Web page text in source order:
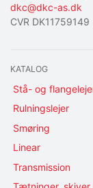
dkc@dkc-as.dk
CVR DK11759149
KATALOG
Stå- og
Rulningslejer
Smøring
Linear
Transmission